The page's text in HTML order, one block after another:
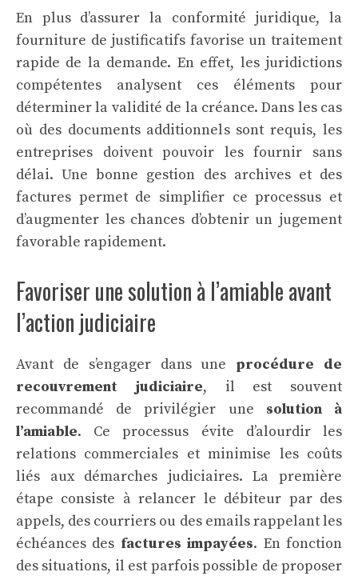
En plus d’assurer la conformité juridique, la
fourniture de justificatifs favorise un traitement
rapide de la demande. En effet, les juridictions
compétentes analysent ces éléments pour
déterminer la validité de la créance. Dans les cas
où des documents additionnels sont requis, les
entreprises doivent pouvoir les fournir sans
délai. Une bonne gestion des archives et des
factures permet de simplifier ce processus et
d’augmenter les chances d’obtenir un jugement
favorable rapidement.
Favoriser une solution à l’amiable avant
l’action judiciaire
Avant de s’engager dans une procédure de
recouvrement judiciaire, il est souvent
recommandé de privilégier une solution à
l’amiable. Ce processus évite d’alourdir les
relations commerciales et minimise les coûts
liés aux démarches judiciaires. La première
étape consiste à relancer le débiteur par des
appels, des courriers ou des emails rappelant les
échéances des factures impayées. En fonction
des situations, il est parfois possible de proposer